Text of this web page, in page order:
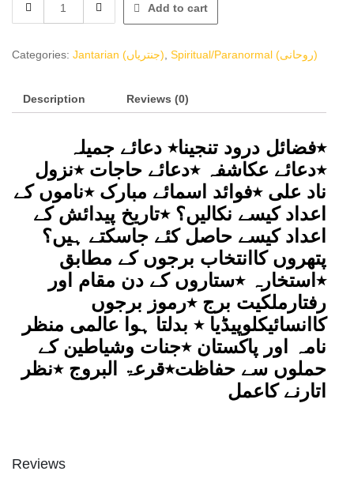
Jantari(2022)
جنتری
(2022)
Add to cart
Categories: Jantarian (جنتریاں) Spiritual/Paranormal (روحانی)
Description Reviews (0)
٭فضائل درود تنجینا٭ دعائے جمیلہ
٭دعائے عکاشفہ ٭دعائے حاجات ٭نزول
ناد علی ٭فوائد اسمائے مبارک ٭ناموں کے
اعداد کیسے نکالیں؟ ٭تاریخ پیدائش کے
اعداد کیسے حاصل کئے جاسکتے ہیں؟
پتھروں کاانتخاب برجوں کے مطابق
٭استخارہ ٭ستاروں کے دن مقام اور
رفتارملکیت برج ٭رموز برجوں
کاانسائیکلوپیڈیا ٭ بدلتا ہوا عالمی منظر
نامہ اور پاکستان ٭جنات وشیاطین کے
حملوں سے حفاظت٭قرعۃ البروج ٭نظر
اتارنے کاعمل
Reviews